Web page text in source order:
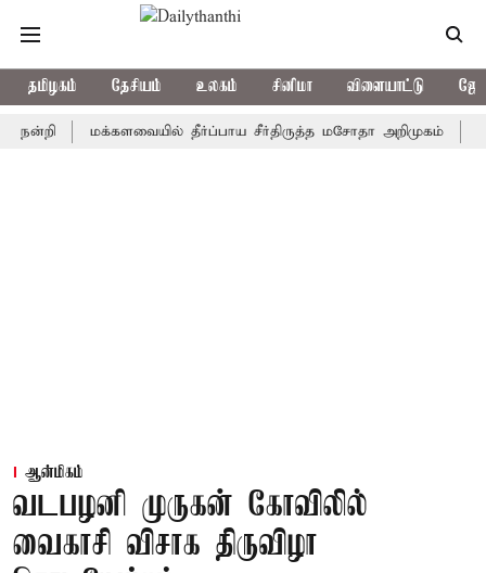
தமிழகம் தேசியம் உலகம் சினிமா விளையாட்டு
மக்களவையில் தீர்ப்பாய சீர்திருத்த மசோதா அறிமுகம் காவிரி
ஆன்மிகம்
வடபழனி முருகன் கோவிலில்
வைகாசி விசாக திருவிழா